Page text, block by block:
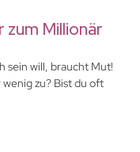
zum Millionär
sein will, braucht Mut!
zu? Bist du oft